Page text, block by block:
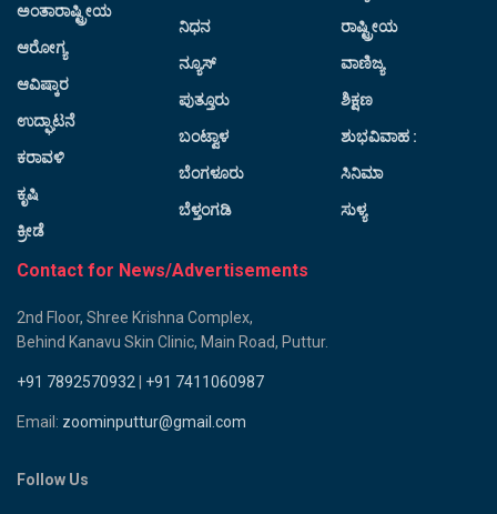
ಅಂತಾರಾಷ್ಟ್ರೀಯ
ಆರೋಗ್ಯ
ಆವಿಷ್ಕಾರ
ಉದ್ಘಾಟನೆ
ಕರಾವಳಿ
ಕೃಷಿ
ಕ್ರೀಡೆ
ನಿಧನ
ನ್ಯೂಸ್
ಪುತ್ತೂರು
ಬಂಟ್ವಾಳ
ಬೆಂಗಳೂರು
ಬೆಳ್ತಂಗಡಿ
ರಾಷ್ಟ್ರೀಯ
ವಾಣಿಜ್ಯ
ಶಿಕ್ಷಣ
ಶುಭವಿವಾಹ :
ಸಿನಿಮಾ
ಸುಳ್ಯ
Contact for News/Advertisements
2nd Floor, Shree Krishna Complex,
Behind Kanavu Skin Clinic, Main Road, Puttur.
+91 7892570932 +91 7411060987
Email: zoominputtur@gmail.com
Follow Us